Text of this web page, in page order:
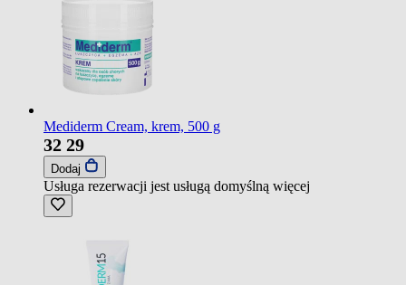
Mediderm Cream, krem, 500 g
32 29
Dodaj
Usługa rezerwacji jest usługą domyślną więcej